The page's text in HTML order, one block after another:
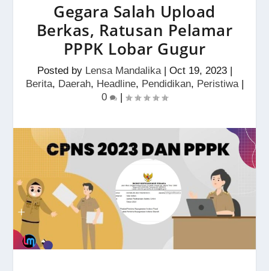
Gegara Salah Upload
Berkas, Ratusan Pelamar
PPPK Lobar Gugur
Posted by Lensa Mandalika| Oct 19, 2023|
Berita, Daerah, Headline, Pendidikan, Peristiwa|
0
|